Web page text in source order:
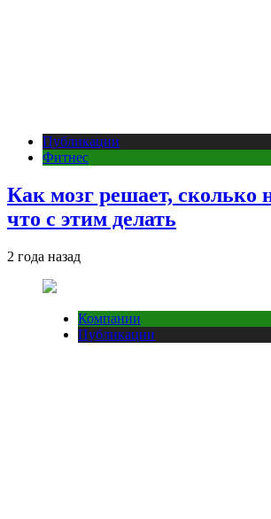
Публикации
Фитнес
Как мозг решает, сколько
что с этим делать
2 года назад
Компании
Публикации